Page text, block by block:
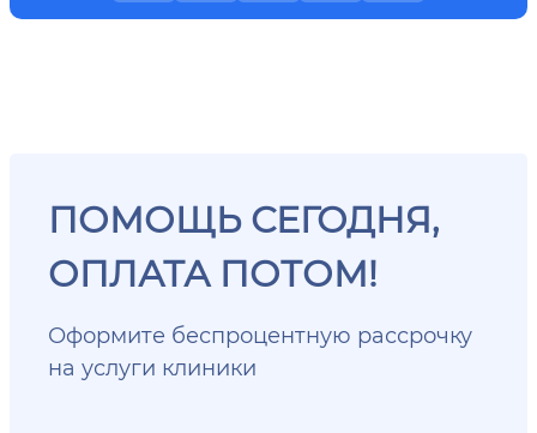
ПОМОЩЬ СЕГОДНЯ,
ОПЛАТА ПОТОМ!
Оформите беспроцентную рассрочку
на услуги клиники